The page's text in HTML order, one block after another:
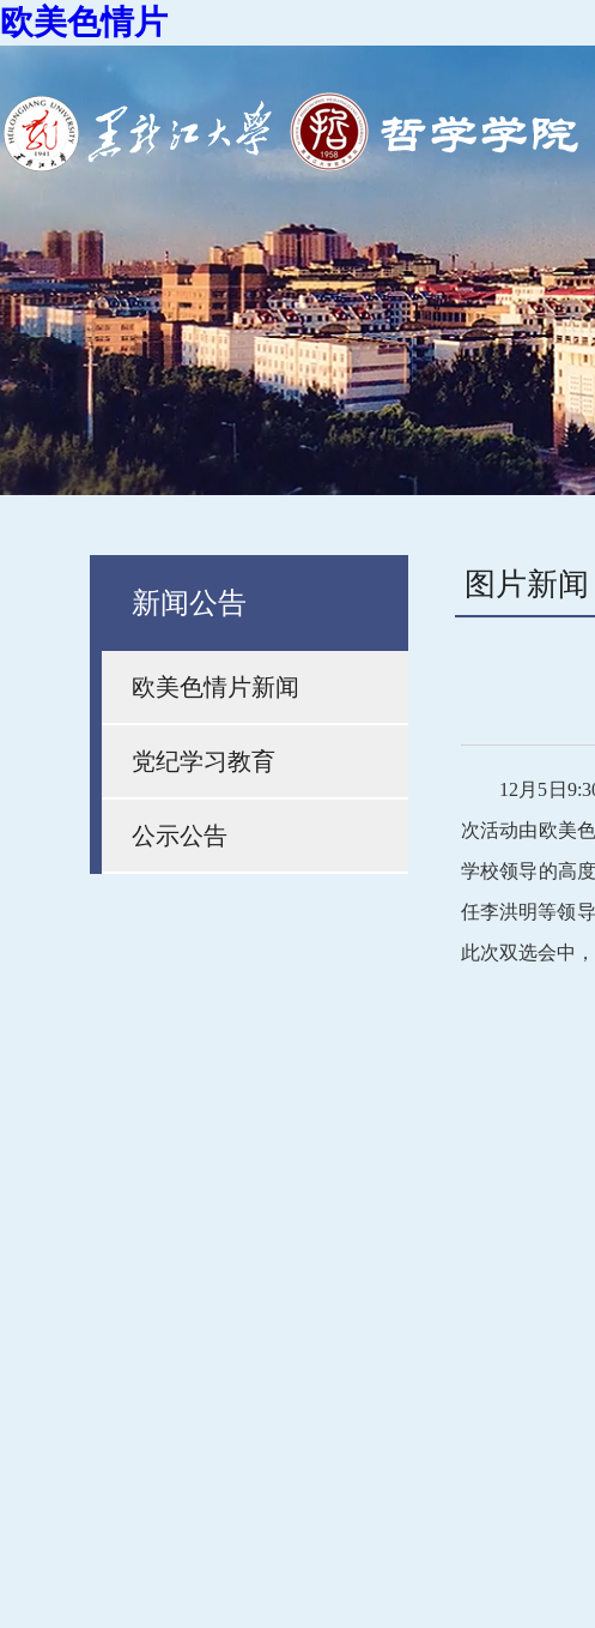
欧美色情片
新闻公告
欧美色情片新闻
党纪学习教育
公示公告
图片新闻
12月5日
次活动由欧美
学校领导的高
任李洪明等领
此次双选会中